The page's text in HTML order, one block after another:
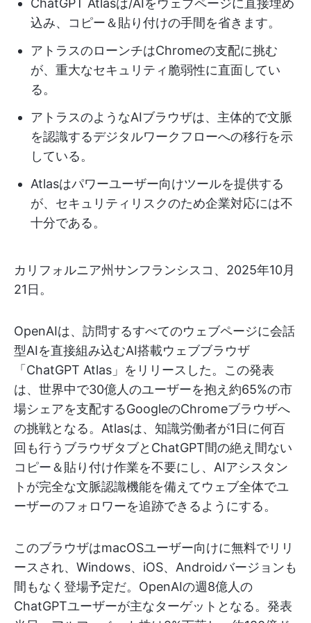
ChatGPT Atlasは/AIをウェブページに直接埋め
込み、コピー＆貼り付けの手間を省きます。
アトラスのローンチはChromeの支配に挑む
が、重大なセキュリティ脆弱性に直面してい
る。
アトラスのようなAIブラウザは、主体的で文脈
を認識するデジタルワークフローへの移行を示
している。
Atlasはパワーユーザー向けツールを提供する
が、セキュリティリスクのため企業対応には不
十分である。
カリフォルニア州サンフランシスコ、2025年10月
21日。
OpenAIは、訪問するすべてのウェブページに会話
型AIを直接組み込むAI搭載ウェブブラウザ
「ChatGPT Atlas」をリリースした。この発表
は、世界中で30億人のユーザーを抱え約65%の市
場シェアを支配するGoogleのChromeブラウザへ
の挑戦となる。Atlasは、知識労働者が1日に何百
回も行うブラウザタブとChatGPT間の絶え間ない
コピー＆貼り付け作業を不要にし、AIアシスタン
トが完全な文脈認識機能を備えてウェブ全体でユ
ーザーのフォロワーを追跡できるようにする。
このブラウザはmacOSユーザー向けに無料でリリ
ースされ、Windows、iOS、Androidバージョンも
間もなく登場予定だ。OpenAIの週8億人の
ChatGPTユーザーが主なターゲットとなる。発表